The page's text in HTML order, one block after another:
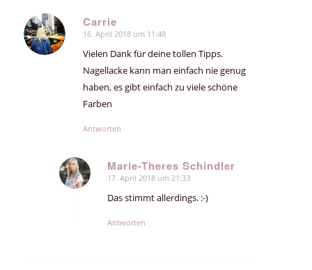
Carrie
sagte:
16. April 2018 um 11:48
Vielen Dank für deine tollen Tipps.
Nagellacke kann man einfach nie genug
haben, es gibt einfach zu viele schöne
Farben
Antworten
Marie-Theres Schindler
sagte:
17. April 2018 um 21:33
Das stimmt allerdings. :-)
Antworten